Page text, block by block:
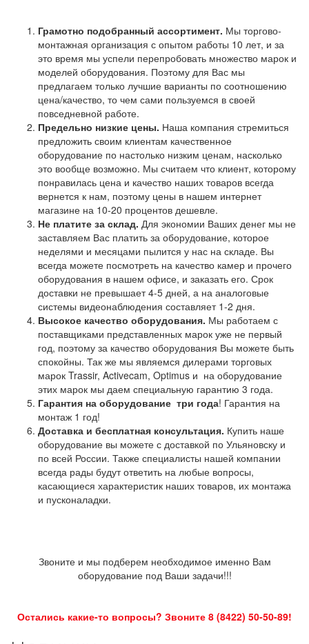
Грамотно подобранный ассортимент. Мы торгово-
монтажная организация с опытом работы 10 лет, и за
это время мы успели перепробовать множество марок и
моделей оборудования. Поэтому для Вас мы
предлагаем только лучшие варианты по соотношению
цена/качество, то чем сами пользуемся в своей
повседневной работе.
Предельно низкие цены. Наша компания стремиться
предложить своим клиентам качественное
оборудование по настолько низким ценам, насколько
это вообще возможно. Мы считаем что клиент, которому
понравилась цена и качество наших товаров всегда
вернется к нам, поэтому цены в нашем интернет
магазине на 10-20 процентов дешевле.
Не платите за склад. Для экономии Ваших денег мы не
заставляем Вас платить за оборудование, которое
неделями и месяцами пылится у нас на складе. Вы
всегда можете посмотреть на качество камер и прочего
оборудования в нашем офисе, и заказать его. Срок
доставки не превышает 4-5 дней, а на аналоговые
системы видеонаблюдения составляет 1-2 дня.
Высокое качество оборудования. Мы работаем с
поставщиками представленных марок уже не первый
год, поэтому за качество оборудования Вы можете быть
спокойны. Так же мы являемся дилерами торговых
марок Trassir, Activecam, Optimus и на оборудование
этих марок мы даем специальную гарантию 3 года.
Гарантия на оборудование три года! Гарантия на
монтаж 1 год!
Доставка и бесплатная консультация. Купить наше
оборудование вы можете с доставкой по Ульяновску и
по всей России. Также специалисты нашей компании
всегда рады будут ответить на любые вопросы,
касающиеся характеристик наших товаров, их монтажа
и пусконаладки.
Звоните и мы подберем необходимое именно Вам
оборудование под Ваши задачи!!!
Остались какие-то вопросы? Звоните 8 (8422) 50-50-89!